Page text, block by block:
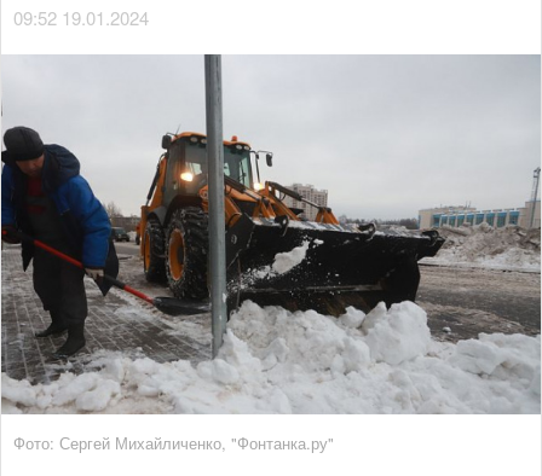
09:52 19.01.2024
Фото: Сергей Михайличенко, "Фонтанка.ру"